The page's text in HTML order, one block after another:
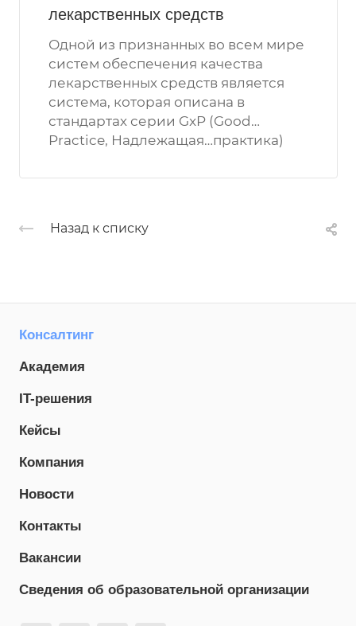
лекарственных средств
Одной из признанных во всем мире
систем обеспечения качества
лекарственных средств является
система, которая описана в
стандартах серии GxP (Good…
Practice, Надлежащая…практика)
Назад к списку
Консалтинг
Академия
IT-решения
Кейсы
Компания
Новости
Контакты
Вакансии
Сведения об образовательной организации